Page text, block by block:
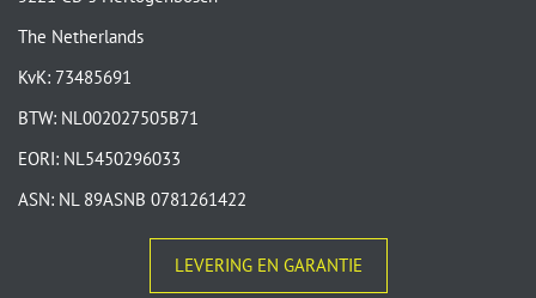
The Netherlands
KvK: 73485691
BTW: NL002027505B71
EORI: NL5450296033
ASN: NL 89ASNB 0781261422
LEVERING EN GARANTIE